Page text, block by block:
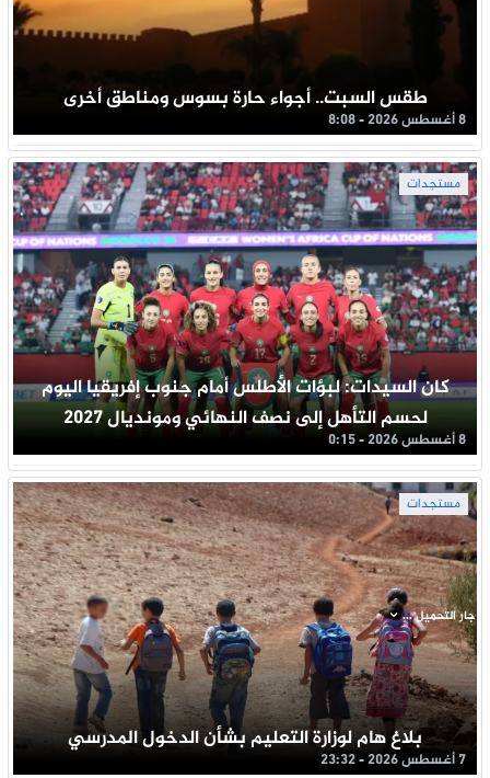
طقس السبت.. أجواء حارة بسوس ومناطق أخرى
8 أغسطس 2026 - 8:08
مستجدات
كان السيدات: لبؤات الأطلس أمام جنوب إفريقيا اليوم
لحسم التأهل إلى نصف النهائي ومونديال 2027
8 أغسطس 2026 - 0:15
مستجدات
بلاغ هام لوزارة التعليم بشأن الدخول المدرسي
7 أغسطس 2026 - 23:32
جار التحميل ...